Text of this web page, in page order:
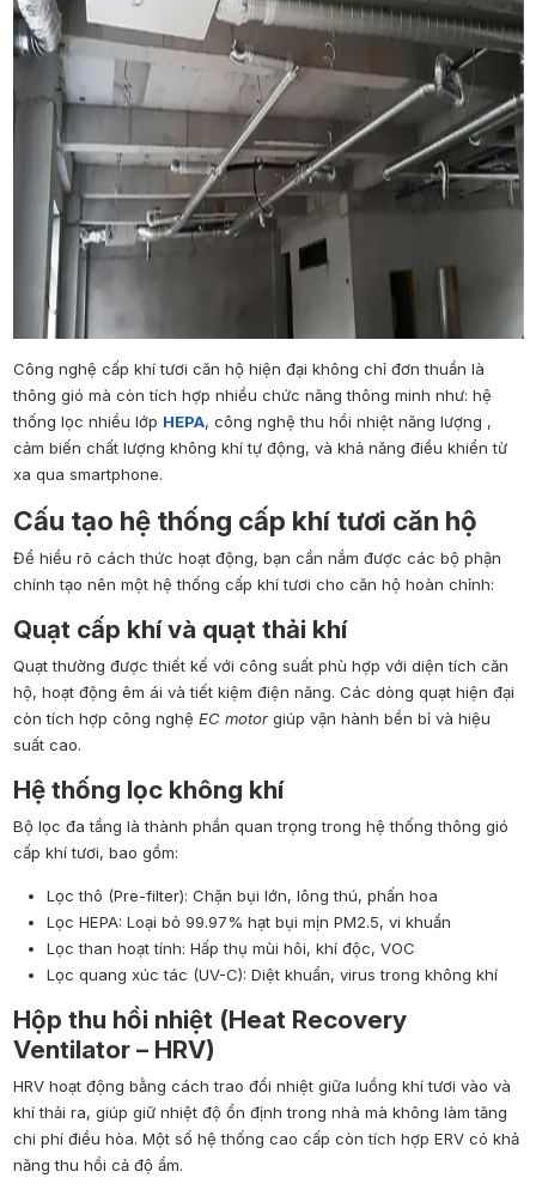
Công nghệ cấp khí tươi căn hộ hiện đại không chỉ đơn thuần là
thông gió mà còn tích hợp nhiều chức năng thông minh như: hệ
thống lọc nhiều lớp HEPA, công nghệ thu hồi nhiệt năng lượng ,
cảm biến chất lượng không khí tự động, và khả năng điều khiển từ
xa qua smartphone.
Cấu tạo hệ thống cấp khí tươi căn hộ
Để hiểu rõ cách thức hoạt động, bạn cần nắm được các bộ phận
chính tạo nên một hệ thống cấp khí tươi cho căn hộ hoàn chỉnh:
Quạt cấp khí và quạt thải khí
Quạt thường được thiết kế với công suất phù hợp với diện tích căn
hộ, hoạt động êm ái và tiết kiệm điện năng. Các dòng quạt hiện đại
còn tích hợp công nghệ EC motorgiúp vận hành bền bỉ và hiệu
suất cao.
Hệ thống lọc không khí
Bộ lọc đa tầng là thành phần quan trọng trong hệ thống thông gió
cấp khí tươi, bao gồm:
Lọc thô (Pre-filter): Chặn bụi lớn, lông thú, phấn hoa
Lọc HEPA: Loại bỏ 99.97% hạt bụi mịn PM2.5, vi khuẩn
Lọc than hoạt tính: Hấp thụ mùi hôi, khí độc, VOC
Lọc quang xúc tác (UV-C): Diệt khuẩn, virus trong không khí
Hộp thu hồi nhiệt (Heat Recovery
Ventilator – HRV)
HRV hoạt động bằng cách trao đổi nhiệt giữa luồng khí tươi vào và
khí thải ra, giúp giữ nhiệt độ ổn định trong nhà mà không làm tăng
chi phí điều hòa. Một số hệ thống cao cấp còn tích hợp ERV có khả
năng thu hồi cả độ ẩm.